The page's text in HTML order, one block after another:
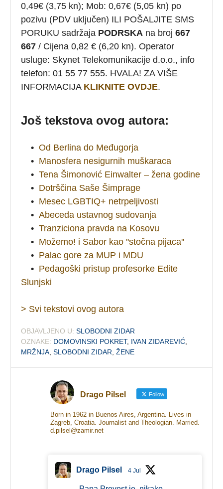
0,49€ (3,75 kn); Mob: 0,67€ (5,05 kn) po
pozivu (PDV uključen) ILI POŠALJITE SMS
PORUKU sadržaja PODRSKA na broj667
667 / Cijena 0,82 € (6,20 kn). Operator
usluge: Skynet Telekomunikacije d.o.o., info
telefon: 01 55 77 555. HVALA! ZA VIŠE
INFORMACIJA KLIKNITE OVDJE.
Još tekstova ovog autora:
• Od Berlina do Međugorja
• Manosfera nesigurnih muškaraca
• Tena Šimonović Einwalter – žena godine
• Dotrščina Saše Šimprage
• Mesec LGBTIQ+ netrpeljivosti
• Abeceda ustavnog sudovanja
• Tranziciona pravda na Kosovu
• Možemo! i Sabor kao ''stočna pijaca''
• Palac gore za MUP i MDU
• Pedagoški pristup profesorke Edite
Slunjski
> Svi tekstovi ovog autora
OBJAVLJENO U: SLOBODNI ZIDAR
OZNAKE: DOMOVINSKI POKRET, IVAN ZIDAREVIĆ
MRŽNJA ,SLOBODNI ZIDAR ,ŽENE
Drago Pilsel Follow
Born in 1962 in Buenos Aires, Argentina. Lives in
Zagreb, Croatia. Journalist and Theologian. Married.
d.pilsel@zamir.net
Drago Pilsel 4 Jul